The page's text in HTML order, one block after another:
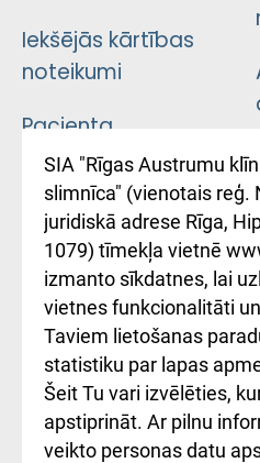
Iekšējās kārtības
noteikumi
Pacienta
atsauksmju/sūdzību
iesniegšanas
kārtība
Kā pie mums nokļūt
Rēķinu apmaksas
ceļvedis
Rekvizīti un
ārstniecības
SIA "Rīgas Austrumu
slimnīca" (vienotais reģ.
juridiskā adrese Rīga,
1079) tīmekļa vietnē
izmanto sīkdatnes, lai
vietnes funkcionalitāti
Taviem lietošanas
statistiku par lapas
Šeit Tu vari izvēlēties,
apstiprināt. Ar pilnu
veikto personas datu